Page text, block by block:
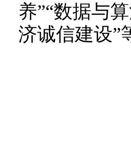
养”“数据与
济诚信建设”